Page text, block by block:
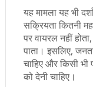
यह मामला यह भी
सक्रियता कितनी
पर वायरल नहीं
पाता। इसलिए,
चाहिए और किसी
को देनी चाहिए।